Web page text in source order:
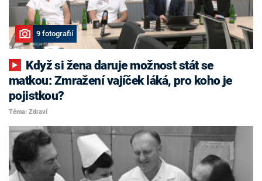
9 fotografií
matkou: Zmražení vajíček láká, pro koho je
pojistkou?
Téma: Zdraví